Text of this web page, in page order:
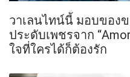
วาเลนไทน์นี้ มอบของ
ประดับเพชรจาก
ใจที่ใครได้ก็ต้องรัก